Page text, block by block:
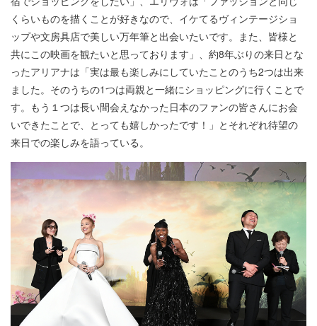
くらいものを描くことが好きなので、イケてるヴィンテージショ
ップや文房具店で美しい万年筆と出会いたいです。また、皆様と
共にこの映画を観たいと思っております」、約8年ぶりの来日とな
ったアリアナは「実は最も楽しみにしていたことのうち2つは出来
ました。そのうちの1つは両親と一緒にショッピングに行くことで
す。もう１つは長い間会えなかった日本のファンの皆さんにお会
いできたことで、とっても嬉しかったです！」とそれぞれ待望の
来日での楽しみを語っている。